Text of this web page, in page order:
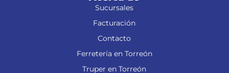
Sucursales
Facturación
Contacto
Ferretería en Torreón
Truper en Torreón